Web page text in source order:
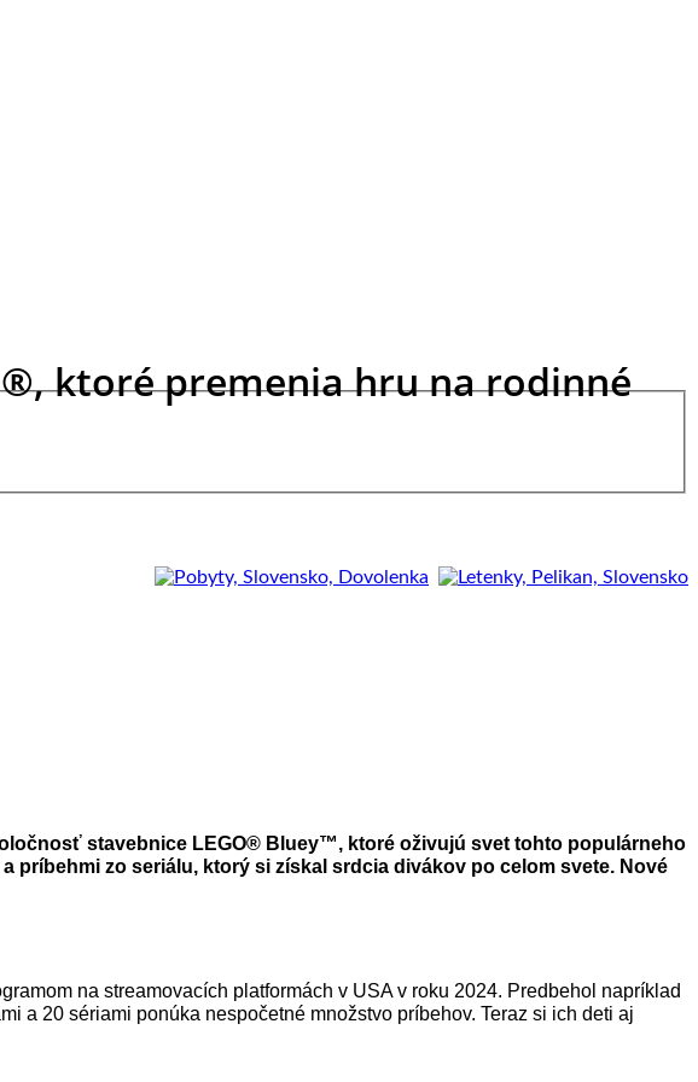
ktoré premenia hru na rodinné
stavebnice LEGO® Bluey™, ktoré oživujú svet tohto populárneho
zo seriálu, ktorý si získal srdcia divákov po celom svete. Nové
na streamovacích platformách v USA v roku 2024. Predbehol napríklad
a 20 sériami ponúka nespočetné množstvo príbehov. Teraz si ich deti aj